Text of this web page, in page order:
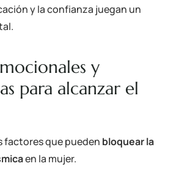
y la confianza juegan un
y
para alcanzar el
factores que pueden bloquear la
en la mujer.